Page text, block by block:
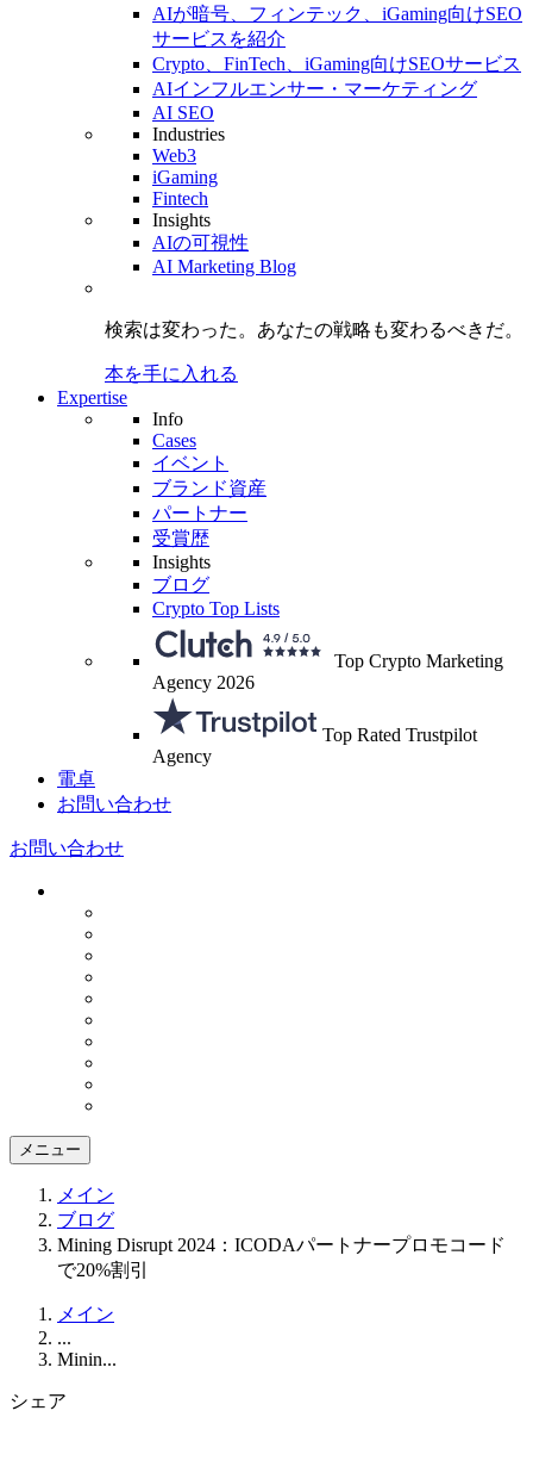
AIが暗号、フィンテック、iGaming向けSEO
サービスを紹介
Crypto、FinTech、iGaming向けSEOサービス
AIインフルエンサー・マーケティング
AI SEO
Industries
Web3
iGaming
Fintech
Insights
AIの可視性
AI Marketing Blog
検索は変わった。 あなたの戦略も変わるべきだ。
本を手に入れる
Expertise
Info
Cases
イベント
ブランド資産
パートナー
受賞歴
Insights
ブログ
Crypto Top Lists
Top Crypto Marketing
Agency 2026
Top Rated Trustpilot
Agency
電卓
お問い合わせ
お問い合わせ
メニュー
メイン
ブログ
Mining Disrupt 2024：ICODAパートナープロモコード
で20%割引
メイン
...
Minin...
シェア